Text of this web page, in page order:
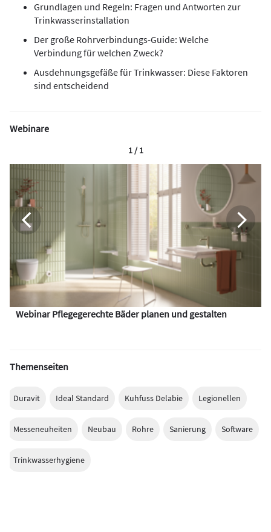
Grundlagen und Regeln: Fragen und Antworten zur
Trinkwasserinstallation
Der große Rohrverbindungs-Guide: Welche
Verbindung für welchen Zweck?
Ausdehnungsgefäße für Trinkwasser: Diese Faktoren
sind entscheidend
Webinare
Webinar Pflegegerechte Bäder planen und gestalten
1 / 1
Themenseiten
Duravit Ideal Standard Kuhfuss Delabie Legionellen
Messeneuheiten Neubau Rohre Sanierung Software
Trinkwasserhygiene